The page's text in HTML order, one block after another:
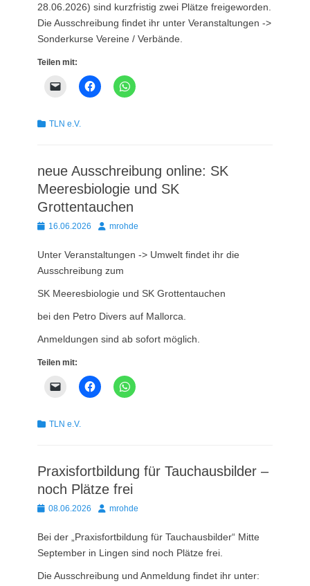
28.06.2026) sind kurzfristig zwei Plätze freigeworden.
Die Ausschreibung findet ihr unter Veranstaltungen ->
Sonderkurse Vereine / Verbände.
Teilen mit:
Kategorien
TLN e.V.
neue Ausschreibung online: SK
Meeresbiologie und SK
Grottentauchen
Posted16.06.2026 Autormrohde
Unter Veranstaltungen -> Umwelt findet ihr die
Ausschreibung zum
SK Meeresbiologie und SK Grottentauchen
bei den Petro Divers auf Mallorca.
Anmeldungen sind ab sofort möglich.
Teilen mit:
Kategorien
TLN e.V.
Praxisfortbildung für Tauchausbilder –
noch Plätze frei
Posted
08.06.2026 Autormrohde
Bei der „Praxisfortbildung für Tauchausbilder“ Mitte
September in Lingen sind noch Plätze frei.
Die Ausschreibung und Anmeldung findet ihr unter: